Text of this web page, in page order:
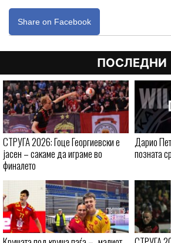
Share on Facebook
ПОСЛЕДНИ
СТРУГА 2026: Гоце Георгиевски е
јасен – сакаме да играме во
финалето
Дарио
позната